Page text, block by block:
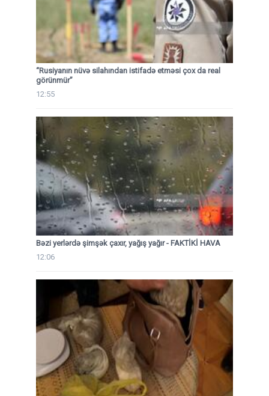
“Rusiyanın nüvə silahından istifadə etməsi çox da real
görünmür”
12:55
Bəzi yerlərdə şimşək çaxır, yağış yağır - FAKTİKİ HAVA
12:06